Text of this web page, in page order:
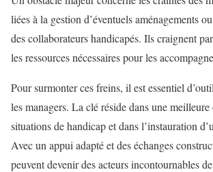
liées à la gestion d’éventuels aménagements
des collaborateurs handicapés. Ils craignent
les ressources nécessaires pour les
Pour surmonter ces freins, il est essentiel
les managers. La clé réside dans une
situations de handicap et dans l’instauration
Avec un appui adapté et des échanges
peuvent devenir des acteurs incontournables